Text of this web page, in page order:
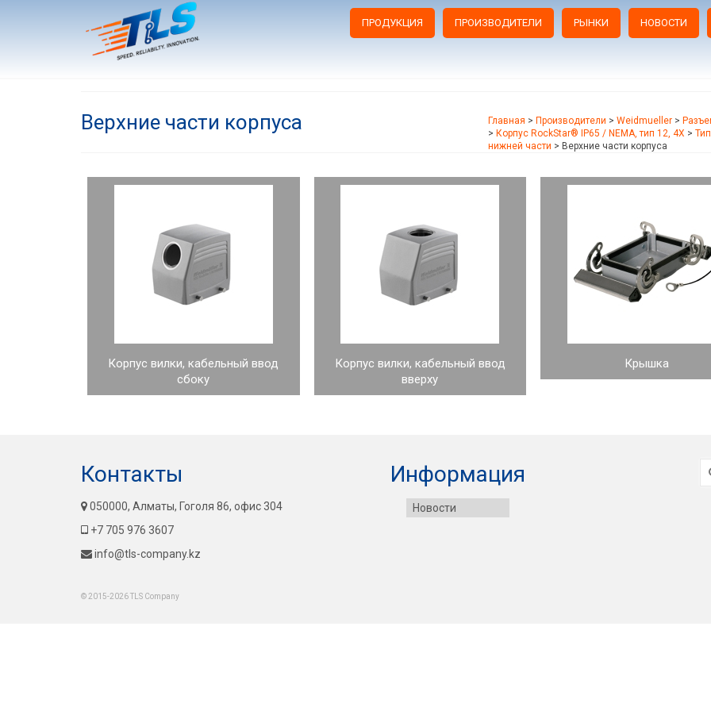
ПРОДУКЦИЯ ПРОИЗВОДИТЕЛИ РЫНКИ НОВОСТИ
Верхние части корпуса Главная > Производители > Weidmueller >
> Корпус RockStar® IP65 / NEMA, тип 12, 4X >
нижней части > Верхние части корпуса
Корпус вилки, кабельный ввод
сбоку
Корпус вилки, кабельный ввод
вверху
Крышка
Контакты
050000, Алматы, Гоголя 86, офис 304
+7 705 976 3607
info@tls-company.kz
Информация
Новости
© 2015-2026 TLS Company